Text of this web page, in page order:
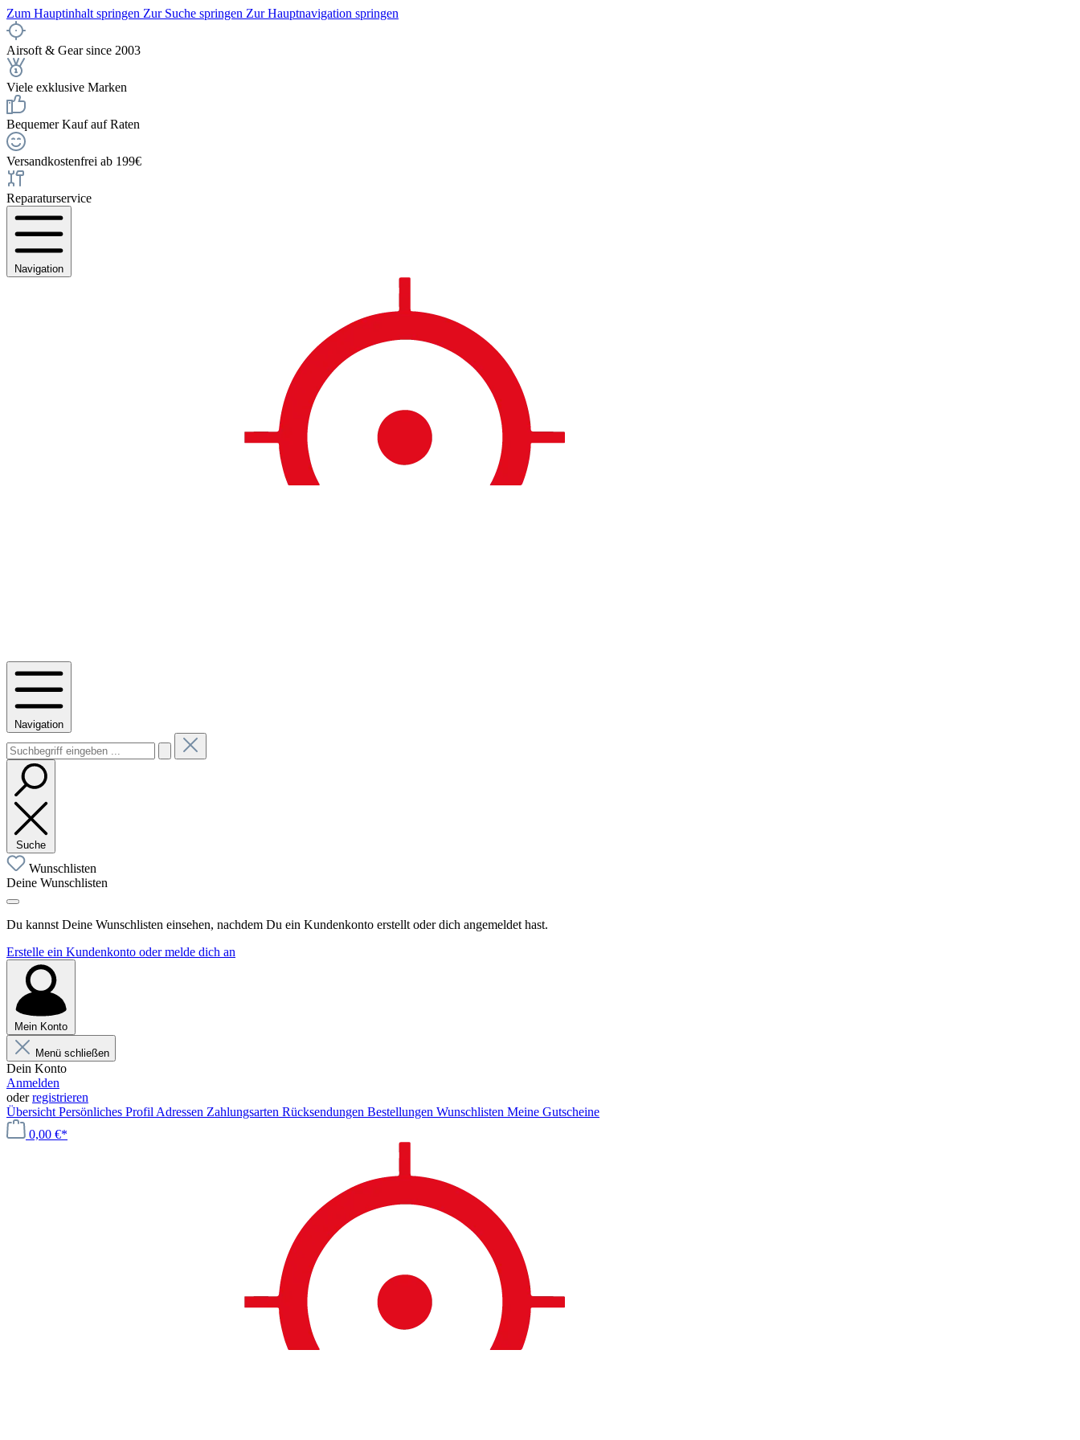
Zum Hauptinhalt springen Zur Suche springen Zur Hauptnavigation springen
Airsoft & Gear since 2003
Viele exklusive Marken
Bequemer Kauf auf Raten
Versandkostenfrei ab 199€
Reparaturservice
Navigation
Navigation
Suche
Wunschlisten
Deine Wunschlisten
Du kannst Deine Wunschlisten einsehen, nachdem Du ein Kundenkonto erstellt oder dich angemeldet hast.
Erstelle ein Kundenkonto oder melde dich an
Mein Konto
Menü schließen
Dein Konto
Anmelden
oderregistrieren
Übersicht Persönliches Profil Adressen Zahlungsarten Rücksendungen Bestellungen Wunschlisten Meine Gutscheine
0,00 €*